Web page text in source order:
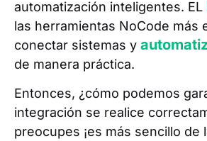
automatización inteligentes. EL
las herramientas NoCode más
conectar sistemas y
de manera práctica.
Entonces, ¿cómo podemos
integración se realice
preocupes ¡es más sencillo de